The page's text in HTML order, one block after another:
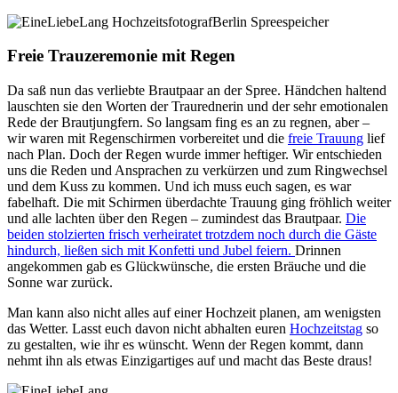
Freie Trauzeremonie mit Regen
Da saß nun das verliebte Brautpaar an der Spree. Händchen haltend
lauschten sie den Worten der Traurednerin und der sehr emotionalen
Rede der Brautjungfern. So langsam fing es an zu regnen, aber –
wir waren mit Regenschirmen vorbereitet und die freie Trauung lief
nach Plan. Doch der Regen wurde immer heftiger. Wir entschieden
uns die Reden und Ansprachen zu verkürzen und zum Ringwechsel
und dem Kuss zu kommen. Und ich muss euch sagen, es war
fabelhaft. Die mit Schirmen überdachte Trauung ging fröhlich weiter
und alle lachten über den Regen – zumindest das Brautpaar. Die
beiden stolzierten frisch verheiratet trotzdem noch durch die Gäste
hindurch, ließen sich mit Konfetti und Jubel feiern. Drinnen
angekommen gab es Glückwünsche, die ersten Bräuche und die
Sonne war zurück.
Man kann also nicht alles auf einer Hochzeit planen, am wenigsten
das Wetter. Lasst euch davon nicht abhalten euren Hochzeitstag so
zu gestalten, wie ihr es wünscht. Wenn der Regen kommt, dann
nehmt ihn als etwas Einzigartiges auf und macht das Beste draus!